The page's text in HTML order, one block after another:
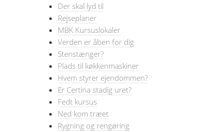
Der skal lyd til
Rejseplaner
MBK Kursuslokaler
Verden er åben for dig
Stenstænger?
Plads til køkkenmaskiner
Hvem styrer ejendommen?
Er Certina stadig uret?
Fedt kursus
Ned kom træet
Rygning og rengøring